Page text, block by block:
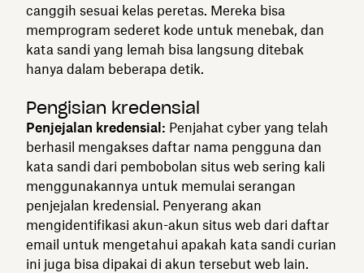
canggih sesuai kelas peretas. Mereka bisa
memprogram sederet kode untuk menebak, dan
kata sandi yang lemah bisa langsung ditebak
hanya dalam beberapa detik.
Pengisian kredensial
Penjejalan kredensial: Penjahat cyber yang telah
berhasil mengakses daftar nama pengguna dan
kata sandi dari pembobolan situs web sering kali
menggunakannya untuk memulai serangan
penjejalan kredensial. Penyerang akan
mengidentifikasi akun-akun situs web dari daftar
email untuk mengetahui apakah kata sandi curian
ini juga bisa dipakai di akun tersebut web lain.